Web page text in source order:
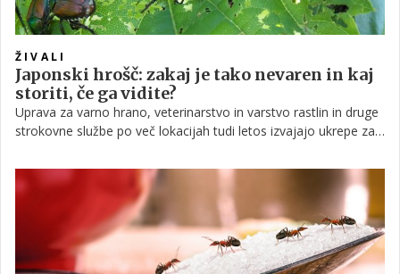
ŽIVALI
Japonski hrošč: zakaj je tako nevaren in kaj
storiti, če ga vidite?
Uprava za varno hrano, veterinarstvo in varstvo rastlin in druge
strokovne službe po več lokacijah tudi letos izvajajo ukrepe za
prisotnost škodljivca naj bodo pozorni tudi občani, v primeru
suma pa naj jih o lokaciji takoj obvestijo, prosijo na upravi.